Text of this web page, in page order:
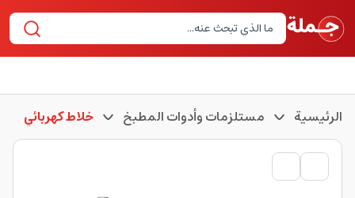
الرئيسية مستلزمات وأدوات المطبخ خلاط كهربائي